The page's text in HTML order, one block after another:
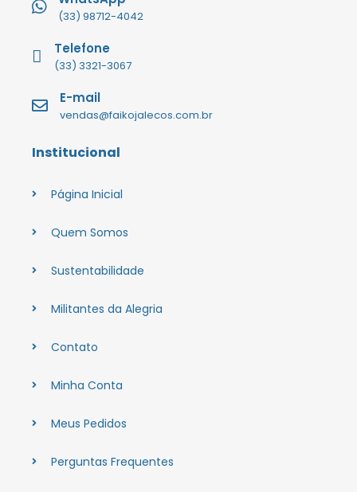
(33) 98712-4042
Telefone
(33) 3321-3067
E-mail
vendas@faikojalecos.com.br
Institucional
Página Inicial
Quem Somos
Sustentabilidade
Militantes da Alegria
Contato
Minha Conta
Meus Pedidos
Perguntas Frequentes